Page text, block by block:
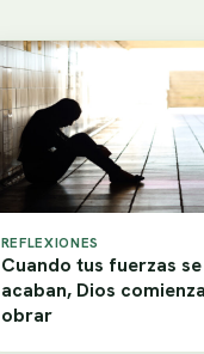
REFLEXIONES
Cuando tus fuerzas se
acaban, Dios
obrar